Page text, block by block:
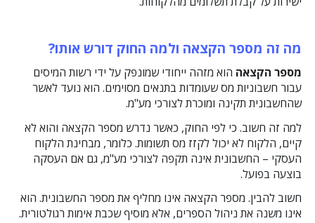
מה זה מספר הקצאה ולמה החוק דורש אותו?
מספר הקצאה הוא מזהה ייחודי שמונפק על ידי רשות המיסים
עבור חשבוניות מס שעומדות בתנאים מסוימים. הוא נועד לאשר
שהחשבונית תקינה ומוכרת לצורכי מע"מ.
למה זה חשוב. כי לפי החוק, כאשר נדרש מספר הקצאה והוא לא
קיים, הלקוח לא יכול לקזז מס תשומות. כלומר, מבחינת הלקוח
העסקי – החשבונית אינה תקפה לצורכי מע"מ, גם אם העסקה
בוצעה בפועל.
חשוב להבין. מספר הקצאה אינו מחליף את מספר החשבונית. הוא
אינו משנה את ניהול הספרים, אלא מוסיף שכבת אימות רגולטורית.